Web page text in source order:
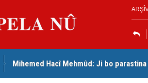
Mihemed Hacî Mehmûd: Ji bo